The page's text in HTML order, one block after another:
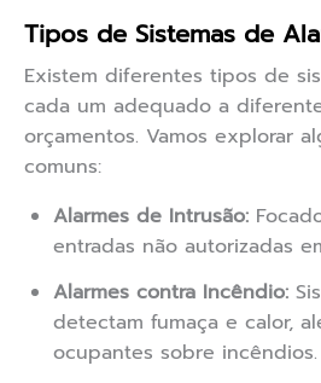
Tipos de Sistemas de
Existem diferentes tipos de
cada um adequado a
orçamentos. Vamos explorar
comuns:
Alarmes de Intrusão:
entradas não autorizadas
Alarmes contra Incêndio:
detectam fumaça e calor,
ocupantes sobre incêndios.